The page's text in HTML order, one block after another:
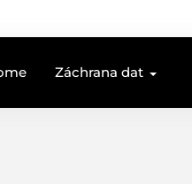
Záchrana dat